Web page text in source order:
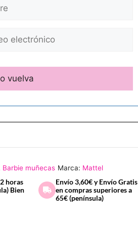
Barbie muñecas Marca: Mattel
horas
Bien
Envío 3,60€ y Envío Gratis
en compras superiores a
65€ (península)